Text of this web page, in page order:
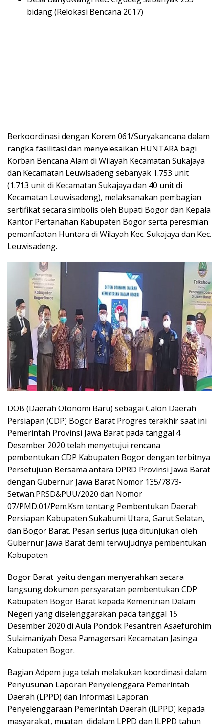
bidang (Relokasi Bencana 2017)
Berkoordinasi dengan Korem 061/Suryakancana dalam
rangka fasilitasi dan menyelesaikan HUNTARA bagi
Korban Bencana Alam di Wilayah Kecamatan Sukajaya
dan Kecamatan Leuwisadeng sebanyak 1.753 unit
(1.713 unit di Kecamatan Sukajaya dan 40 unit di
Kecamatan Leuwisadeng), melaksanakan pembagian
sertifikat secara simbolis oleh Bupati Bogor dan Kepala
Kantor Pertanahan Kabupaten Bogor serta peresmian
pemanfaatan Huntara di Wilayah Kec. Sukajaya dan Kec.
Leuwisadeng.
DOB (Daerah Otonomi Baru) sebagai Calon Daerah
Persiapan (CDP) Bogor Barat Progres terakhir saat ini
Pemerintah Provinsi Jawa Barat pada tanggal 4
Desember 2020 telah menyetujui rencana
pembentukan CDP Kabupaten Bogor dengan terbitnya
Persetujuan Bersama antara DPRD Provinsi Jawa Barat
dengan Gubernur Jawa Barat Nomor 135/7873-
Setwan.PRSD&PUU/2020 dan Nomor
07/PMD.01/Pem.Ksm tentang Pembentukan Daerah
Persiapan Kabupaten Sukabumi Utara, Garut Selatan,
dan Bogor Barat. Pesan serius juga ditunjukan oleh
Gubernur Jawa Barat demi terwujudnya pembentukan
Kabupaten
Bogor Barat yaitu dengan menyerahkan secara
langsung dokumen persyaratan pembentukan CDP
Kabupaten Bogor Barat kepada Kementrian Dalam
Negeri yang diselenggarakan pada tanggal 15
Desember 2020 di Aula Pondok Pesantren Asaefurohim
Sulaimaniyah Desa Pamagersari Kecamatan Jasinga
Kabupaten Bogor.
Bagian Adpem juga telah melakukan koordinasi dalam
Penyusunan Laporan Penyelenggara Pemerintah
Daerah (LPPD) dan Informasi Laporan
Penyelenggaraan Pemerintah Daerah (ILPPD) kepada
masyarakat, muatan didalam LPPD dan ILPPD tahun